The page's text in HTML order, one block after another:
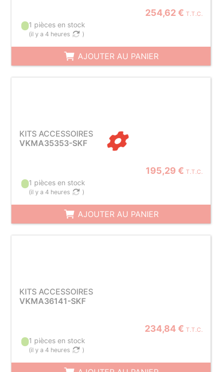
254,62 € T.T.C.
1 pièces en stock
(il y a 4 heures )
AJOUTER AU PANIER
KITS ACCESSOIRES
VKMA35353-SKF
195,29 € T.T.C.
1 pièces en stock
(il y a 4 heures )
AJOUTER AU PANIER
KITS ACCESSOIRES
VKMA36141-SKF
234,84 € T.T.C.
1 pièces en stock
(il y a 4 heures )